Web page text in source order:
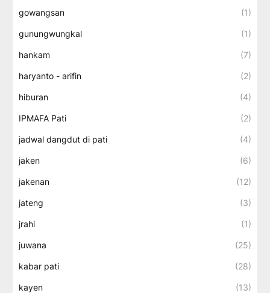
gowangsan (1)
gunungwungkal (1)
hankam (7)
haryanto - arifin (2)
hiburan (4)
IPMAFA Pati (2)
jadwal dangdut di pati (4)
jaken (6)
jakenan (12)
jateng (3)
jrahi (1)
juwana (25)
kabar pati (28)
kayen (13)